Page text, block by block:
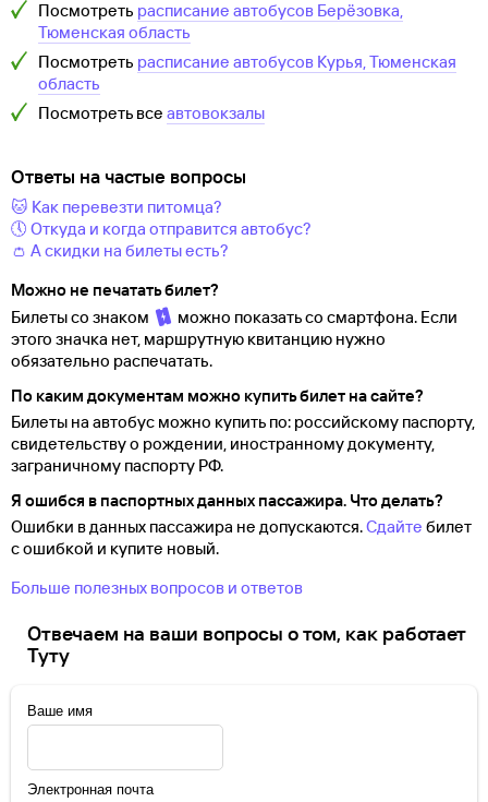
Посмотреть расписание автобусов Берёзовка,
Тюменская область
Посмотреть расписание автобусов Курья, Тюменская
область
Посмотреть все автовокзалы
Ответы на частые вопросы
🐱 Как перевезти питомца?
🕔 Откуда и когда отправится автобус?
👛 А скидки на билеты есть?
Можно не печатать билет?
Билеты со знаком
можно показать со смартфона. Если
этого значка нет, маршрутную квитанцию нужно
обязательно распечатать.
По каким документам можно купить билет на сайте?
Билеты на автобус можно купить по: российскому паспорту,
свидетельству о рождении, иностранному документу,
заграничному паспорту РФ.
Я ошибся в паспортных данных пассажира. Что делать?
Ошибки в данных пассажира не допускаются.Сдайте билет
с ошибкой и купите новый.
Больше полезных вопросов и ответов
Отвечаем на ваши вопросы о том, как работает
Туту
Ваше имя
Электронная почта